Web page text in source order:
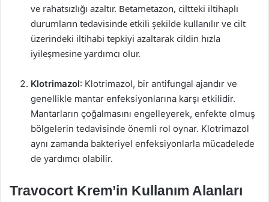
ve rahatsızlığı azaltır. Betametazon, ciltteki iltihaplı
durumların tedavisinde etkili şekilde kullanılır ve cilt
üzerindeki iltihabi tepkiyi azaltarak cildin hızla
iyileşmesine yardımcı olur.
Klotrimazol: Klotrimazol, bir antifungal ajandır ve
genellikle mantar enfeksiyonlarına karşı etkilidir.
Mantarların çoğalmasını engelleyerek, enfekte olmuş
bölgelerin tedavisinde önemli rol oynar. Klotrimazol
aynı zamanda bakteriyel enfeksiyonlarla mücadelede
de yardımcı olabilir.
Travocort Krem’in Kullanım Alanları